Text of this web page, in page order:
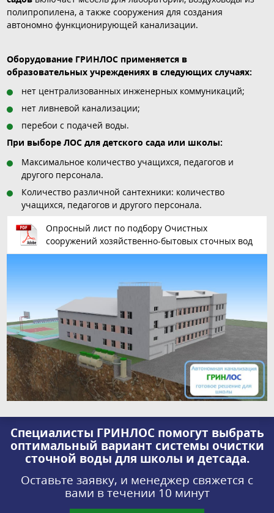
полипропилена, а также сооружения для создания
автономно функционирующей канализации.
Оборудование ГРИНЛОС применяется в
образовательных учреждениях в следующих случаях:
нет централизованных инженерных коммуникаций;
нет ливневой канализации;
перебои с подачей воды.
При выборе ЛОС для детского сада или школы:
Максимальное количество учащихся, педагогов и
другого персонала.
Количество различной сантехники: количество
учащихся, педагогов и другого персонала.
Опросный лист по подбору Очистных
сооружений хозяйственно-бытовых сточных вод
Специалисты ГРИНЛОС помогут выбрать
оптимальный вариант системы очистки
сточной воды для школы и детсада.
Оставьте заявку, и менеджер свяжется с
вами в течении 10 минут